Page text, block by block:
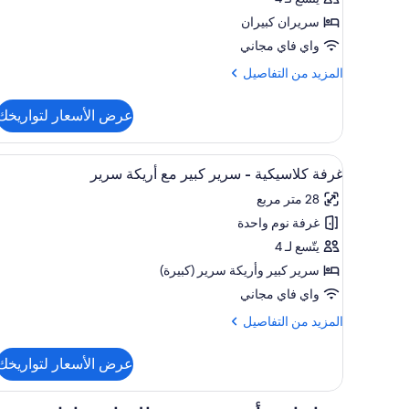
-
الزاوية
سريران كبيران
واي فاي مجاني
المزيد من التفاصيل
المزيد
غرفة
تقليدية
عرض الأسعار
استعراض
جميع
صور
غرفة
كلاسيكية
-
سرير
كبير
مع
أسرّة بطبقة علوية مريحة وخزنة
7
غرفة كلاسيكية - سرير كبير مع أريكة سرير
28 متر مربع
غرفة نوم واحدة
يتّسع لـ 4
سرير كبير‫‬ وأريكة سرير (كبيرة)
واي فاي مجاني
المزيد من التفاصيل
المزيد
غرفة
كلاسيكية
عرض الأسعار